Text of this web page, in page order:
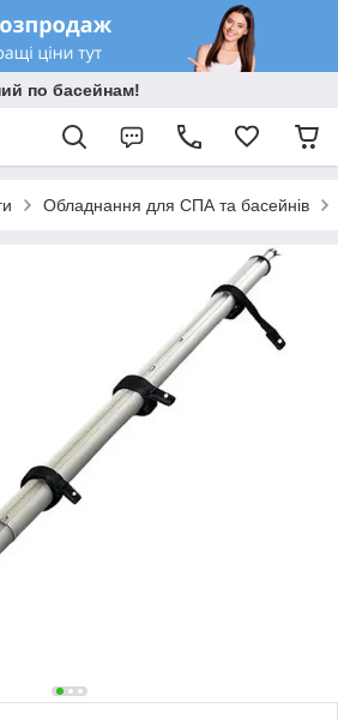
по басейнам!
Обладнання для СПА та басейнів